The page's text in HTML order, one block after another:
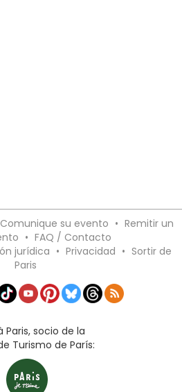
Comunique su evento • Remitir un
• FAQ / Contacto
jurídica • Privacidad • Sortir de
Paris
Paris, socio de la
Turismo de París: